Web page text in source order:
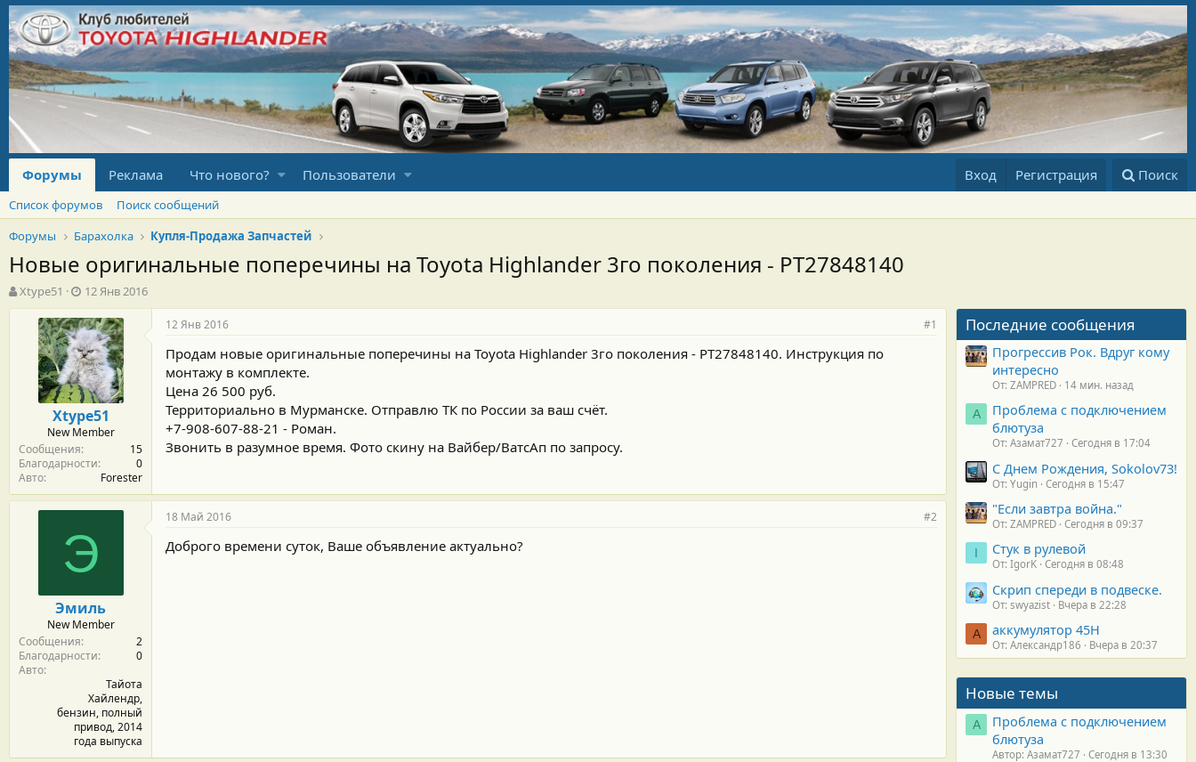
Форумы Реклама Что нового? Пользователи Вход Регистрация Поиск
Список форумов
Поиск сообщений
Форумы
Барахолка Купля-Продажа Запчастей
Новые оригинальные поперечины на Toyota Highlander 3го поколения - PT27848140
А
в
Xtype51
Д
а
т
а
н
а
ч
а
л
а
12 Янв 2016
Xtype51
New Member
Сообщения
15
Благодарности
0
Авто
Forester
12 Янв 2016 #1
Продам новые оригинальные поперечины на Toyota Highlander 3го поколения - PT27848140. Инструкция по
монтажу в комплекте.
Цена 26 500 руб.
Территориально в Мурманске. Отправлю ТК по России за ваш счёт.
+7-908-607-88-21 - Роман.
Звонить в разумное время. Фото скину на Вайбер/ВатсАп по запросу.
Э
Эмиль
New Member
Сообщения
2
Благодарности
0
Авто
Тайота
Хайлендр,
бензин, полный
привод, 2014
года выпуска
18 Май 2016 #2
Доброго времени суток, Ваше объявление актуально?
Последние сообщения
Прогрессив Рок. Вдруг кому
интересно
От: ZAMPRED 14 мин. назад
А
Проблема с подключением
блютуза
От: Азамат727 Сегодня в 17:04
С Днем Рождения, Sokolov73!
От: Yugin Сегодня в 15:47
"Если завтра война."
От: ZAMPRED Сегодня в 09:37
I Стук в рулевой
От: IgorK Сегодня в 08:48
Скрип спереди в подвеске.
От: swyazist Вчера в 22:28
А аккумулятор 45H
От: Александр186 Вчера в 20:37
Новые темы
А
Проблема с подключением
блютуза
Автор: Азамат727 Сегодня в 13:30